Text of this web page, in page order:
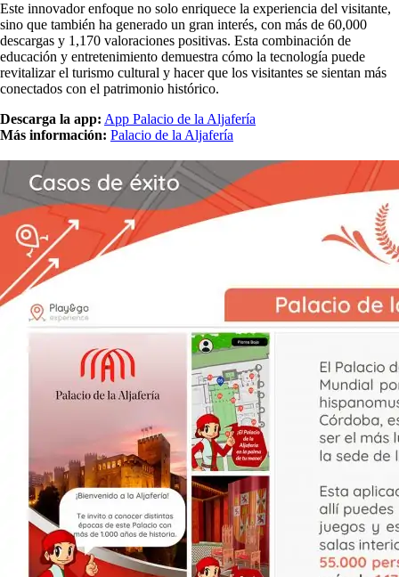
Este innovador enfoque no solo enriquece la experiencia del visitante,
sino que también ha generado un gran interés, con más de 60,000
descargas y 1,170 valoraciones positivas. Esta combinación de
educación y entretenimiento demuestra cómo la tecnología puede
revitalizar el turismo cultural y hacer que los visitantes se sientan más
conectados con el patrimonio histórico.
Descarga la app: App Palacio de la Aljafería
Más información: Palacio de la Aljafería